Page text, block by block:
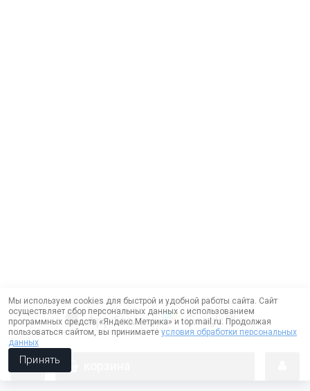
Мы используем cookies для быстрой и удобной работы сайта. Сайт
осуществляет сбор персональных данных с использованием
программных средств «Яндекс.Метрика» и top.mail.ru. Продолжая
пользоваться сайтом, вы принимаете условия обработки персональных
данных
Принять